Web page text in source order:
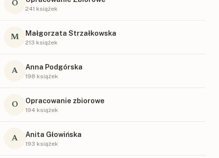
O
241 książek
M
Małgorzata Strzałkowska
213 książek
A
Anna Podgórska
198 książek
O
Opracowanie zbiorowe
194 książek
A
Anita Głowińska
193 książek